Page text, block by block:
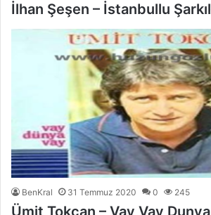
İlhan Şeşen – İstanbullu
BenKral 31 Temmuz 2020 0 245
Ümit Tokcan – Vay Vay